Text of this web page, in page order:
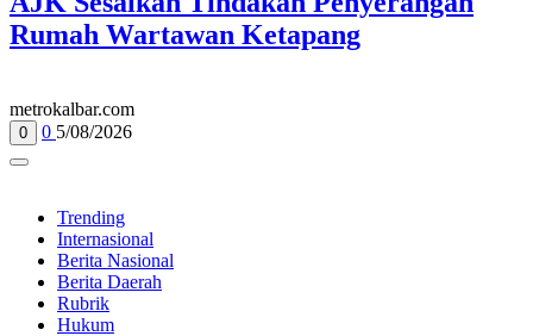
Rumah Wartawan Ketapang
metrokalbar.com
0 0 5/08/2026
Trending
Internasional
Berita Nasional
Berita Daerah
Rubrik
Hukum